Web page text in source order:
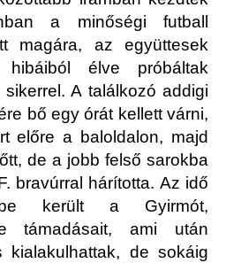
a minőségi futball
magára, az együttesek
hibáiból élve próbáltak
A találkozó addigi
bő egy órát kellett várni,
előre a baloldalon, majd
de a jobb felső sarokba
bravúrral hárította. Az idő
került a Gyirmót,
támadásait, ami után
kialakulhattak, de sokáig